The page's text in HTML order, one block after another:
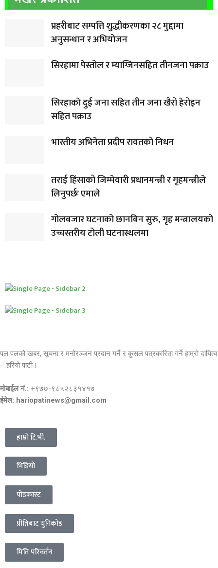
प्रहरीबाट सम्पत्ति शुद्धीकरणका २८ मुद्दामा
अनुसन्धान र अभियोजन
सिरहामा पेस्तोल र म्याग्जिनसहित तीनजना पक्राउ
सिरहाकाे दुई जना सहित तीन जना खैरो हेरोइन
सहित पक्राउ
भारतीय अभिनेता प्रदीप रावतको निधन
तराई हिंसाको जिम्मेवारी प्रधानमन्त्री र गृहमन्त्रीले
लिनुपर्छः एमाले
गोलबजार घटनाको छानबिन सुरु, गृह मन्त्रालयको
उच्चस्तरीय टोली घटनास्थलमा
पल पलको खबर, सूचना र मनोरञ्जन प्रदान गर्ने र कुसल पत्रकारिता गर्ने हाम्रो दायित्व
– हरियो पाटी।
मोबाईल नं.: +९७७-९८५२८३१४१७
ईमेल: hariopatinews@gmail.com
हाम्रो टि.भी.
भिडियो
पोडकास्ट
प्रीतिबाट युनिकोड
मिति परिवर्तन